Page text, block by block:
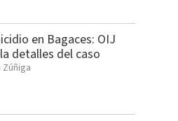
en Bagaces: OIJ
detalles del caso
Zúñiga